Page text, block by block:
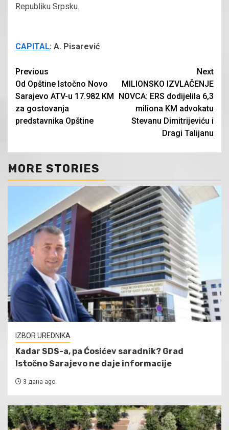
Republiku Srpsku.
CAPITAL: A. Pisarević
Continue
Reading
Previous
Od Opštine Istočno Novo
Sarajevo ATV-u 17.982 KM
za gostovanja
predstavnika Opštine
Next
MILIONSKO IZVLAČENJE
NOVCA: ERS dodijelila 6,3
miliona KM advokatu
Stevanu Dimitrijeviću i
Dragi Talijanu
MORE STORIES
IZBOR UREDNIKA
Kadar SDS-a, pa Ćosićev saradnik? Grad
Istočno Sarajevo ne daje informacije
3 дана ago